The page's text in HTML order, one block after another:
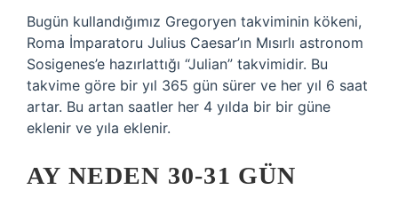
Bugün kullandığımız Gregoryen takviminin kökeni,
Roma İmparatoru Julius Caesar’ın Mısırlı astronom
Sosigenes’e hazırlattığı “Julian” takvimidir. Bu
takvime göre bir yıl 365 gün sürer ve her yıl 6 saat
artar. Bu artan saatler her 4 yılda bir bir güne
eklenir ve yıla eklenir.
AY NEDEN 30-31 GÜN